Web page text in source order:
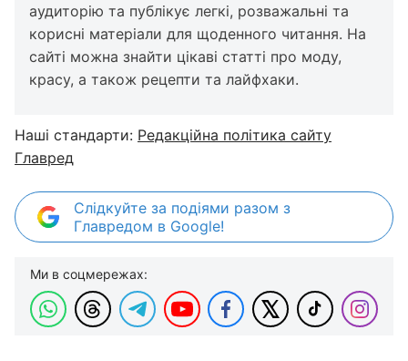
аудиторію та публікує легкі, розважальні та
корисні матеріали для щоденного читання. На
сайті можна знайти цікаві статті про моду,
красу, а також рецепти та лайфхаки.
Наші стандарти: Редакційна політика сайту
Главред
Слідкуйте за подіями разом з
Главредом в Google!
Ми в соцмережах: